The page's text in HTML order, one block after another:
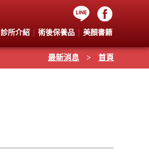
最新消息 > 首頁
診所介紹 術後保養品 美顏書籍